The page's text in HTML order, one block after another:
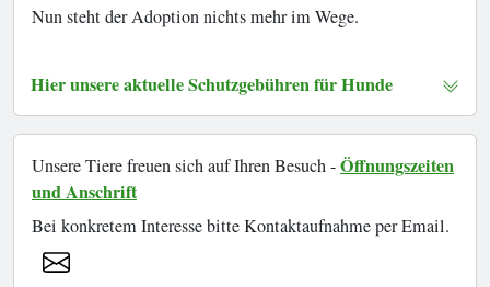
Nun steht der Adoption nichts mehr im Wege.
Hier unsere aktuelle Schutzgebühren für Hunde
Unsere Tiere freuen sich auf Ihren Besuch -Öffnungszeiten
und Anschrift
Bei konkretem Interesse bitte Kontaktaufnahme per Email.